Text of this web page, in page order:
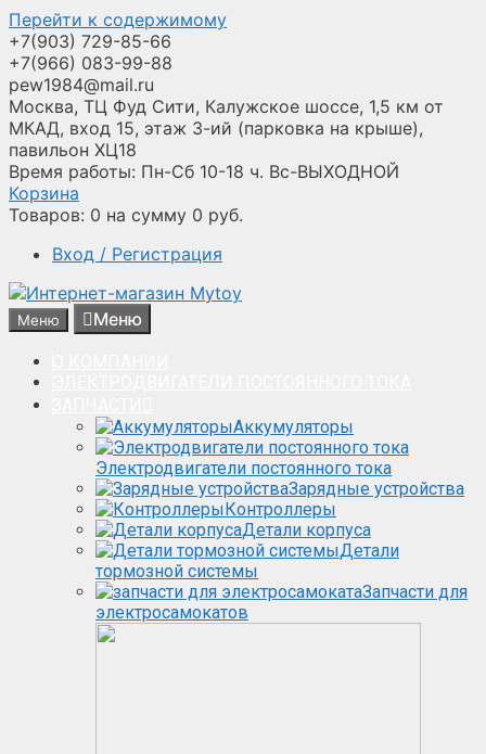
Перейти к содержимому
+7(903) 729-85-66
+7(966) 083-99-88
pew1984@mail.ru
Москва, ТЦ Фуд Сити, Калужское шоссе, 1,5 км от
МКАД, вход 15, этаж 3-ий (парковка на крыше),
павильон ХЦ18
Время работы: Пн-Сб 10-18 ч. Вс-ВЫХОДНОЙ
Корзина
Товаров: 0 на сумму 0 руб.
Вход / Регистрация
Меню Меню
Аккумуляторы
Электродвигатели постоянного тока
Зарядные устройства
Контроллеры
Детали корпуса
Детали
тормозной системы
Запчасти для
электросамокатов